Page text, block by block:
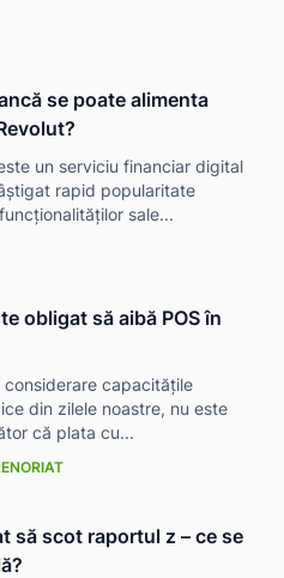
se poate alimenta
un serviciu financiar digital
rapid popularitate
sale...
obligat să aibă POS în
considerare capacitățile
din zilele noastre, nu este
că plata cu...
să scot raportul z – ce se